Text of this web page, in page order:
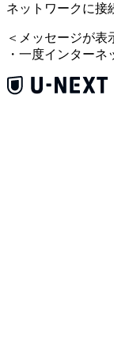
ネットワークに接
＜ メッセージが表
・一度インターネ